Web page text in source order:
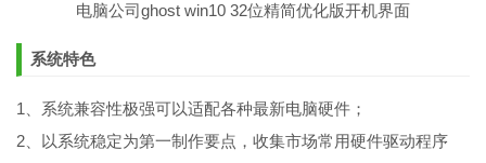
电脑公司ghost win10 32位精简优化版开机界面
系统特色
1、系统兼容性极强可以适配各种最新电脑硬件；
2、以系统稳定为第一制作要点，收集市场常用硬件驱动程序